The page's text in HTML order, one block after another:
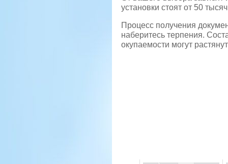
установки стоят от 50
Процесс получения
наберитесь терпения.
окупаемости могут